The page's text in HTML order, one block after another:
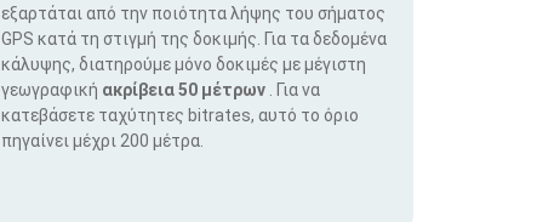
εξαρτάται από την ποιότητα λήψης του σήματος
GPS κατά τη στιγμή της δοκιμής. Για τα δεδομένα
κάλυψης, διατηρούμε μόνο δοκιμές με μέγιστη
γεωγραφική ακρίβεια 50 μέτρων
. Για να
κατεβάσετε ταχύτητες bitrates, αυτό το όριο
πηγαίνει μέχρι 200 μέτρα.